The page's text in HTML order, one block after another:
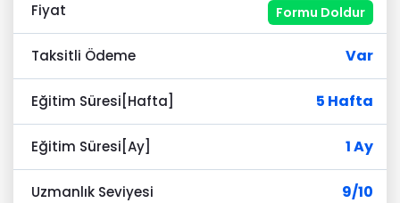
Fiyat Formu Doldur
Taksitli Ödeme Var
Eğitim Süresi[Hafta] 5 Hafta
Eğitim Süresi[Ay] 1 Ay
Uzmanlık Seviyesi 9/10